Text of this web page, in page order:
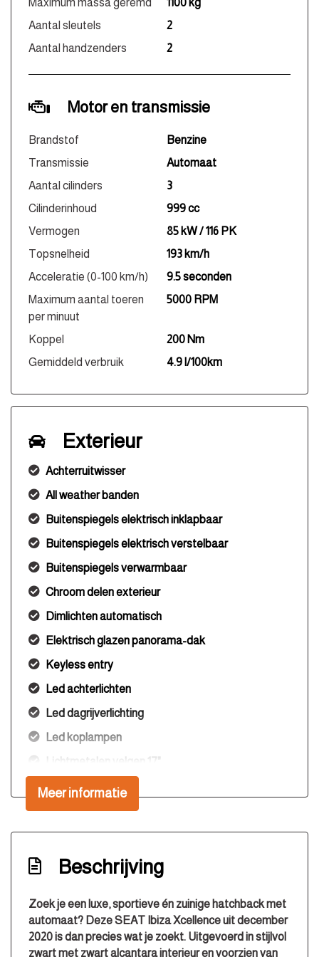
Maximum massa geremd
1100 kg
Aantal sleutels
2
Aantal handzenders
2
Motor en transmissie
Brandstof
Benzine
Transmissie
Automaat
Aantal cilinders
3
Cilinderinhoud
999 cc
Vermogen
85 kW / 116 PK
Topsnelheid
193 km/h
Acceleratie (0-100 km/h)
9.5 seconden
Maximum aantal toeren
per minuut
5000 RPM
Koppel
200 Nm
Gemiddeld verbruik
4.9 l/100km
Exterieur
Achterruitwisser
All weather banden
Buitenspiegels elektrisch inklapbaar
Buitenspiegels elektrisch verstelbaar
Buitenspiegels verwarmbaar
Chroom delen exterieur
Dimlichten automatisch
Elektrisch glazen panorama-dak
Keyless entry
Led achterlichten
Led dagrijverlichting
Led koplampen
Lichtmetalen velgen 17"
Mistlampen voor
Panoramadak
Parkeersensor achter
Parkeersensor voor
Sportvelgen
Interieur
Meer informatie
Beschrijving
Zoek je een luxe, sportieve én zuinige hatchback met
automaat? DezeSEAT Ibiza Xcellenceuit december
2020 is dan precies wat je zoekt. Uitgevoerd in stijlvol
zwart met zwart alcantara interieur en voorzien van